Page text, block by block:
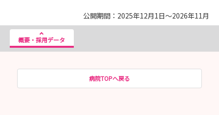
公開期間：2025年12月1日～2026年11月
概要・採用データ
病院TOPへ戻る